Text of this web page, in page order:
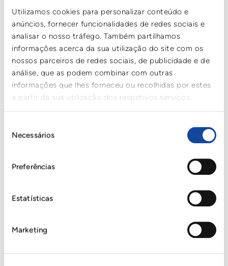
Utilizamos cookies para personalizar conteúdo e
anúncios, fornecer funcionalidades de redes sociais e
analisar o nosso tráfego. Também partilhamos
informações acerca da sua utilização do site com os
nossos parceiros de redes sociais, de publicidade e de
análise, que as podem combinar com outras
informações que lhes forneceu ou recolhidas por estes
a partir da sua utilização dos respetivos serviços.
deNecessários
Preferências
Estatísticas
Marketing
Cartonplast UK Ltd.
Unit 3B
Watervole Way
Doncaster DN4 5JP
+44 (1302) 323 054
info@cartonplast.co.uk
Zona Ind. Da Gala, lote 61/62,
+351 (233) 412 665